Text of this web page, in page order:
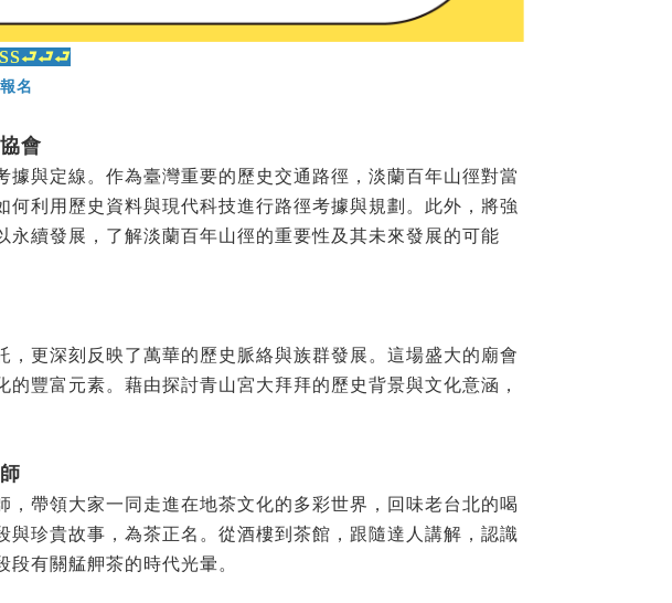
名
會
與定線。作為臺灣重要的歷史交通路徑，淡蘭百年山徑對當
利用歷史資料與現代科技進行路徑考據與規劃。此外，將強
續發展，了解淡蘭百年山徑的重要性及其未來發展的可能
更深刻反映了萬華的歷史脈絡與族群發展。這場盛大的廟會
豐富元素。藉由探討青山宮大拜拜的歷史背景與文化意涵，
帶領大家一同走進在地茶文化的多彩世界，回味老台北的喝
珍貴故事，為茶正名。從酒樓到茶館，跟隨達人講解，認識
有關艋舺茶的時代光暈。